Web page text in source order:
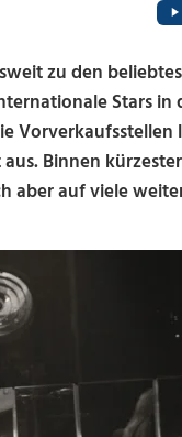
zu den
Stars in
Vorverkaufsstellen
Binnen
aber auf viele